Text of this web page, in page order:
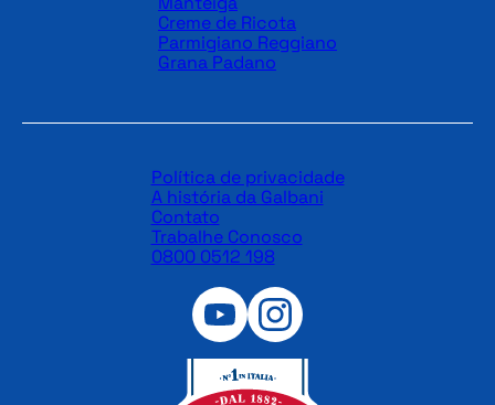
Creme de Ricota
Parmigiano Reggiano
Grana Padano
Política de privacidade
A história da Galbani
Contato
Trabalhe Conosco
0800 0512 198